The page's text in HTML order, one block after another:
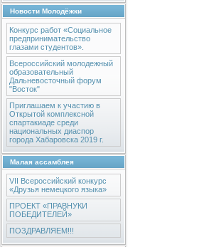
Новости Молодёжки
Конкурс работ «Социальное
предпринимательство
глазами студентов».
Всероссийский молодежный
образовательный
Дальневосточный форум
"Восток"
Приглашаем к участию в
Открытой комплексной
спартакиаде среди
национальных диаспор
города Хабаровска 2019 г.
Малая ассамблея
VII Всероссийский конкурс
«Друзья немецкого языка»
ПРОЕКТ «ПРАВНУКИ
ПОБЕДИТЕЛЕЙ»
ПОЗДРАВЛЯЕМ!!!